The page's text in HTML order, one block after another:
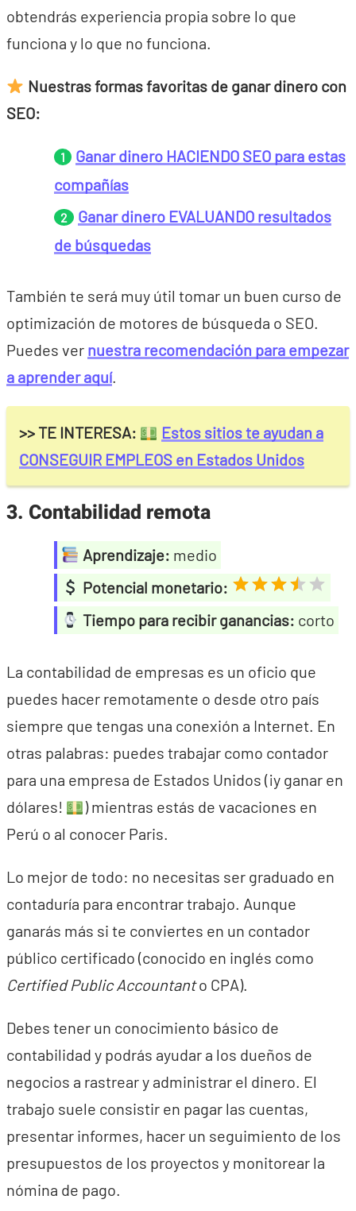
obtendrás experiencia propia sobre lo que
funciona y lo que no funciona.
Nuestras formas favoritas de ganar dinero con
SEO:
Ganar dinero HACIENDO SEO para estas
compañías
Ganar dinero EVALUANDO resultados
de búsquedas
También te será muy útil tomar un buen curso de
optimización de motores de búsqueda o SEO.
Puedes ver nuestra recomendación para empezar
a aprender aquí.
>> TE INTERESA:
Estos sitios te ayudan a
CONSEGUIR EMPLEOS en Estados Unidos
3. Contabilidad remota
Aprendizaje: medio
Potencial monetario:
Tiempo para recibir ganancias: corto
La contabilidad de empresas es un oficio que
puedes hacer remotamente o desde otro país
siempre que tengas una conexión a Internet. En
otras palabras: puedes trabajar como contador
para una empresa de Estados Unidos (¡y ganar en
dólares!
) mientras estás de vacaciones en
Perú o al conocer Paris.
Lo mejor de todo: no necesitas ser graduado en
contaduría para encontrar trabajo. Aunque
ganarás más si te conviertes en un contador
público certificado (conocido en inglés como
Certified Public Accountanto CPA).
Debes tener un conocimiento básico de
contabilidad y podrás ayudar a los dueños de
negocios a rastrear y administrar el dinero. El
trabajo suele consistir en pagar las cuentas,
presentar informes, hacer un seguimiento de los
presupuestos de los proyectos y monitorear la
nómina de pago.